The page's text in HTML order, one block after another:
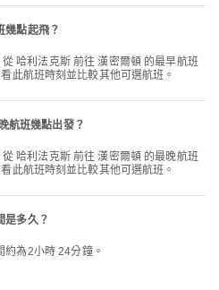
幾點起飛？
此航班時刻並比較其他可選航班。
航班幾點出發？
此航班時刻並比較其他可選航班。
是多久？
約為2小時 24分鐘。